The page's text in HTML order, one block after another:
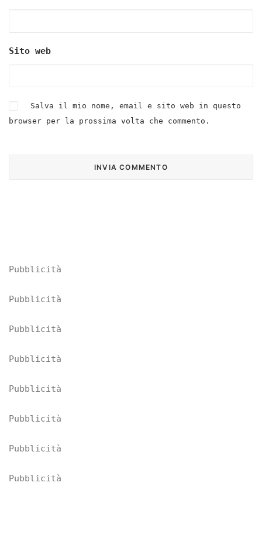
Sito web
Salva il mio nome, email e sito web in questo
browser per la prossima volta che commento.
Pubblicità
Pubblicità
Pubblicità
Pubblicità
Pubblicità
Pubblicità
Pubblicità
Pubblicità